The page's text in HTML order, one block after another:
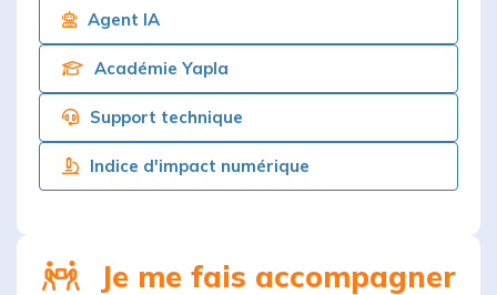
Agent IA
Académie Yapla
Support technique
Indice d'impact numérique
Je me fais accompagner